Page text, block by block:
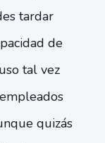
tardar
de
tal vez
quizás